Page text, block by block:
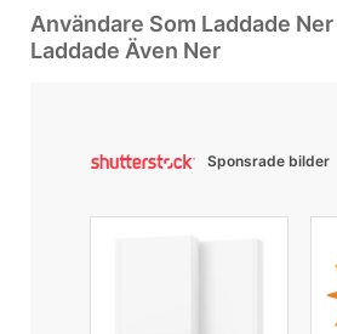
Användare Som Laddade
Laddade Även Ner
Sponsrade bilder